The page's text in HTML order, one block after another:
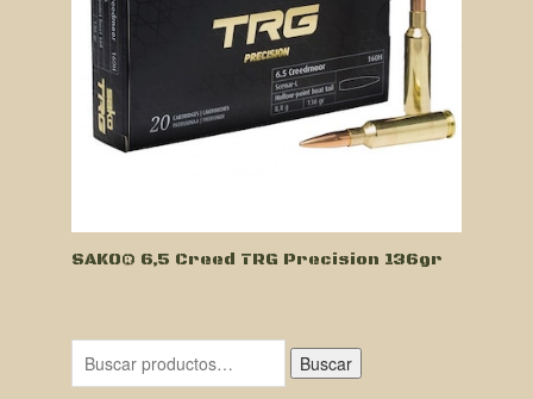
SAKO® 6,5 Creed TRG Precision 136gr
Buscar